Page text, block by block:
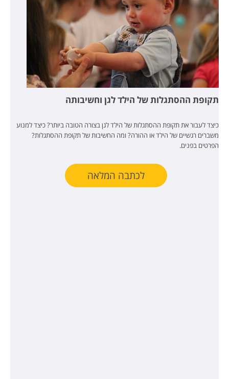
תקופת ההסתגלות של הילד לגן וחשיבותה
כיצד לעבור את תקופת ההסתגלות של הילד לגן בצורה הטובה ביותר? כיצד למנוע
משברים רגשיים של הילד או ההורה? ומה החשיבות של תקופת ההסתגלות?
הפרטים בפנים.
לכתבה המלאה